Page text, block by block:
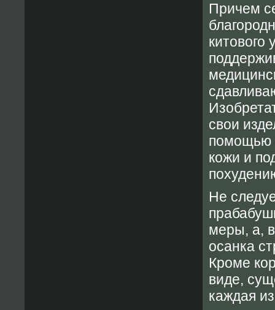
Причем
китового
свои
помощью
кожи и
Не
меры, а,
осанка
Кроме
виде,
каждая